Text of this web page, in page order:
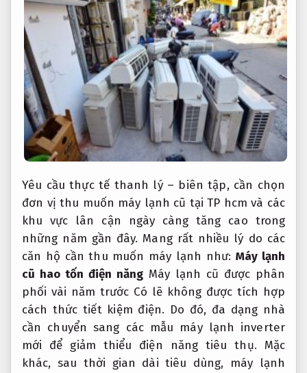
Yêu cầu thực tế thanh lý – biên tập, cần chọn
đơn vị thu muốn máy lạnh cũ tại TP hcm và các
khu vực lân cận ngày càng tăng cao trong
những năm gần đây. Mang rất nhiều lý do các
căn hộ cần thu muốn máy lạnh như: Máy lạnh
cũ hao tốn điện năng Máy lạnh cũ được phân
phối vài năm trước Có lẽ không được tích hợp
cách thức tiết kiệm điện. Do đó, đa dạng nhà
cần chuyển sang các mẫu máy lạnh inverter
mới để giảm thiểu điện năng tiêu thụ. Mặc
khác, sau thời gian dài tiêu dùng, máy lạnh